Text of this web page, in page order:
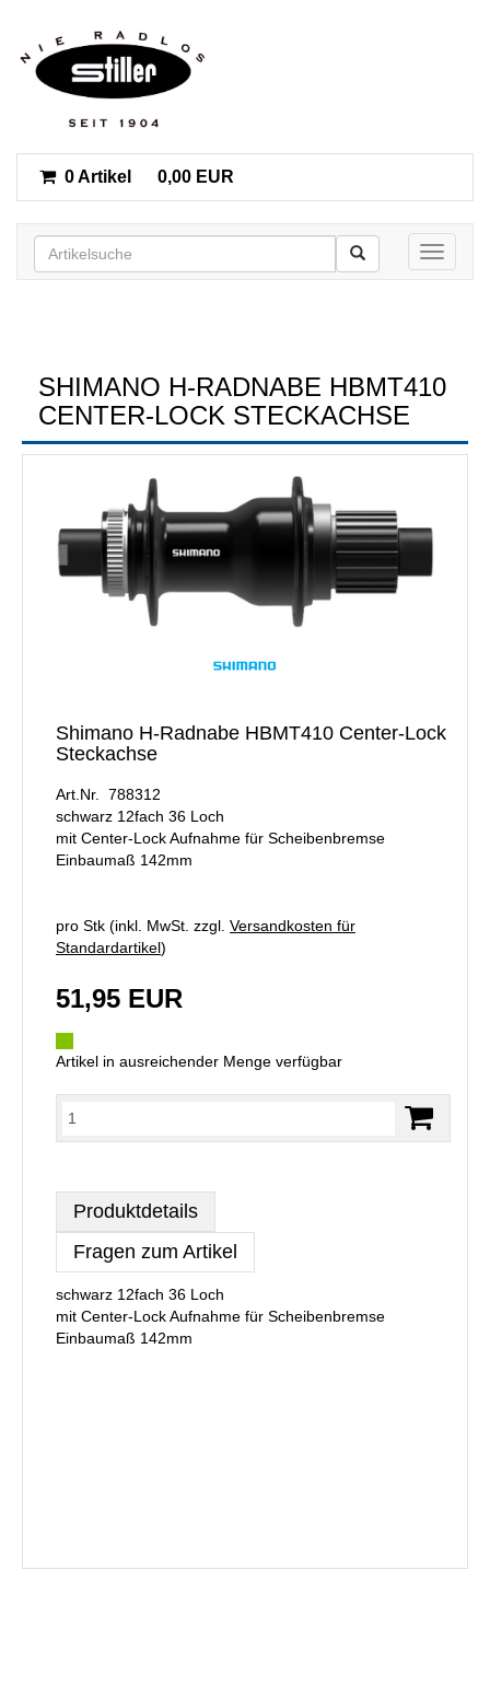
0 Artikel 0,00 EUR
Toggle
SHIMANO H-RADNABE HBMT410
CENTER-LOCK STECKACHSE
Shimano H-Radnabe HBMT410 Center-Lock
Steckachse
Art.Nr. 788312
schwarz 12fach 36 Loch
mit Center-Lock Aufnahme für Scheibenbremse
Einbaumaß 142mm
pro Stk (inkl. MwSt. zzgl. Versandkosten für
Standardartikel)
51,95 EUR
Artikel in ausreichender Menge verfügbar
Produktdetails
Fragen zum Artikel
schwarz 12fach 36 Loch
mit Center-Lock Aufnahme für Scheibenbremse
Einbaumaß 142mm